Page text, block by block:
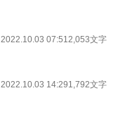
2022.10.03 07:512,053文字
2022.10.03 14:291,792文字